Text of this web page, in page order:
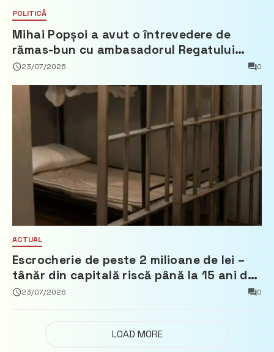
POLITICĂ
Mihai Popșoi a avut o întrevedere de
rămas-bun cu ambasadorul Regatului
Țărilor de Jos, Fred Duijn
23/07/2026 0
ACTUAL
Escrocherie de peste 2 milioane de lei –
tânăr din capitală riscă până la 15 ani de
închisoare
23/07/2026 0
LOAD MORE